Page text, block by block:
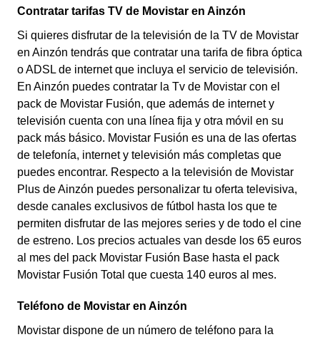
Contratar tarifas TV de Movistar en Ainzón
Si quieres disfrutar de la televisión de la TV de Movistar
en Ainzón tendrás que contratar una tarifa de fibra óptica
o ADSL de internet que incluya el servicio de televisión.
En Ainzón puedes contratar la Tv de Movistar con el
pack de Movistar Fusión, que además de internet y
televisión cuenta con una línea fija y otra móvil en su
pack más básico. Movistar Fusión es una de las ofertas
de telefonía, internet y televisión más completas que
puedes encontrar. Respecto a la televisión de Movistar
Plus de Ainzón puedes personalizar tu oferta televisiva,
desde canales exclusivos de fútbol hasta los que te
permiten disfrutar de las mejores series y de todo el cine
de estreno. Los precios actuales van desde los 65 euros
al mes del pack Movistar Fusión Base hasta el pack
Movistar Fusión Total que cuesta 140 euros al mes.
Teléfono de Movistar en Ainzón
Movistar dispone de un número de teléfono para la